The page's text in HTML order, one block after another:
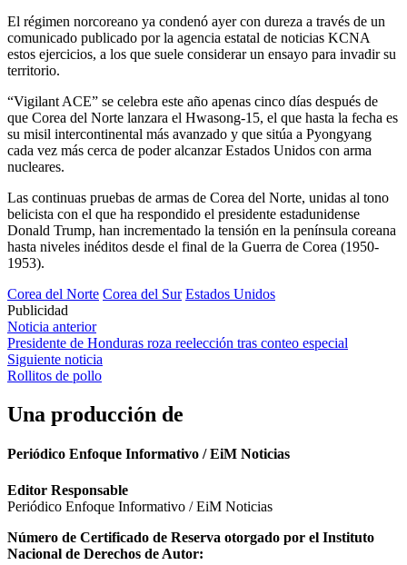
El régimen norcoreano ya condenó ayer con dureza a través de un
comunicado publicado por la agencia estatal de noticias KCNA
estos ejercicios, a los que suele considerar un ensayo para invadir su
territorio.
“Vigilant ACE” se celebra este año apenas cinco días después de
que Corea del Norte lanzara el Hwasong-15, el que hasta la fecha es
su misil intercontinental más avanzado y que sitúa a Pyongyang
cada vez más cerca de poder alcanzar Estados Unidos con arma
nucleares.
Las continuas pruebas de armas de Corea del Norte, unidas al tono
belicista con el que ha respondido el presidente estadunidense
Donald Trump, han incrementado la tensión en la península coreana
hasta niveles inéditos desde el final de la Guerra de Corea (1950-
1953).
Corea del Norte Corea del Sur Estados Unidos
Publicidad
Navegación
de
entradas
Noticia anterior
Presidente de Honduras roza reelección tras conteo especial
Siguiente noticia
Rollitos de pollo
Una producción de
Periódico Enfoque Informativo / EiM Noticias
Editor Responsable
Periódico Enfoque Informativo / EiM Noticias
Número de Certificado de Reserva otorgado por el Instituto
Nacional de Derechos de Autor: